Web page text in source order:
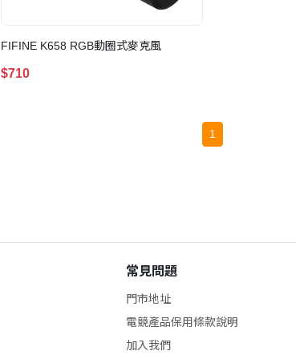
FIFINE K658 RGB動圈式麥克風
$710
1
常見問題
門市地址
電競產品保用條款說明
加入我們